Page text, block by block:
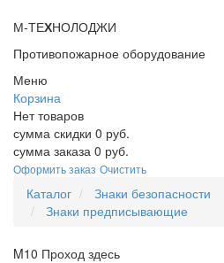
М-ТЕХНОЛОДЖИ
Противопожарное оборудование
Меню
Корзина
Нет товаров
сумма скидки 0 руб.
сумма заказа 0 руб.
Оформить заказ Очистить
Каталог
Знаки безопасности
Знаки предписывающие
M10 Проход здесь